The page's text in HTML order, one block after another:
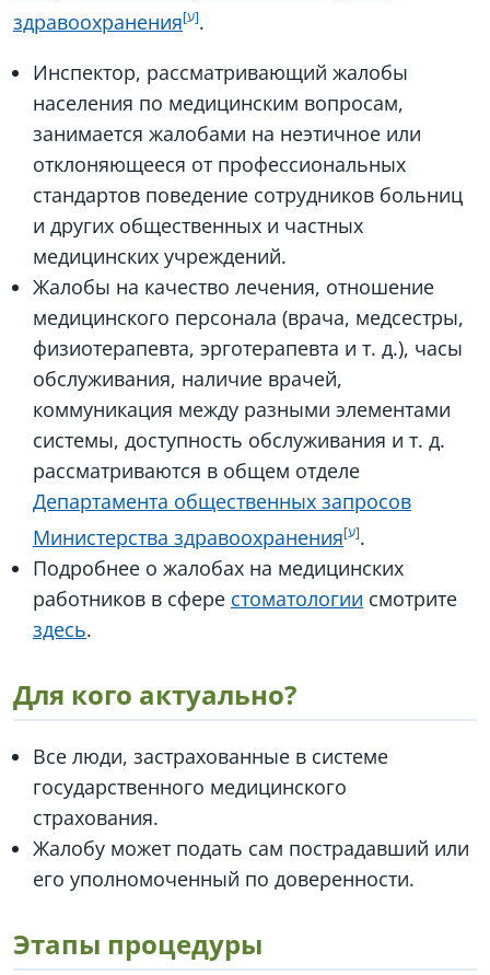
здравоохранения
.
Инспектор, рассматривающий жалобы
населения по медицинским вопросам,
занимается жалобами на неэтичное или
отклоняющееся от профессиональных
стандартов поведение сотрудников больниц
и других общественных и частных
медицинских учреждений.
Жалобы на качество лечения, отношение
медицинского персонала (врача, медсестры,
физиотерапевта, эрготерапевта и т. д.), часы
обслуживания, наличие врачей,
коммуникация между разными элементами
системы, доступность обслуживания и т. д.
рассматриваются в общем отделе
Департамента общественных запросов
Министерства здравоохранения
.
Подробнее о жалобах на медицинских
работников в сфере стоматологии смотрите
здесь.
Для кого актуально?
Все люди, застрахованные в системе
государственного медицинского
страхования.
Жалобу может подать сам пострадавший или
его уполномоченный по доверенности.
Этапы процедуры